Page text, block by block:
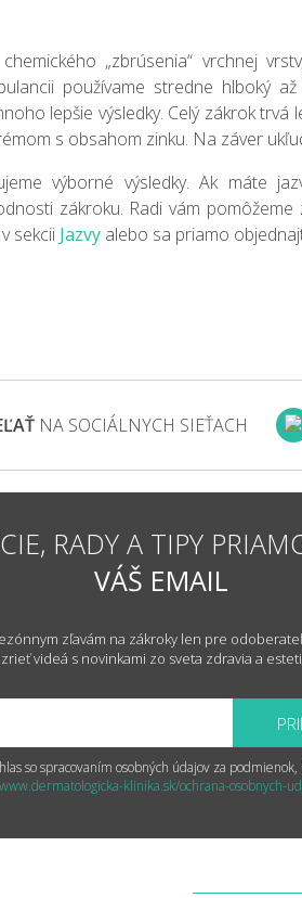
„zbrúsenia“ vrchnej
používame stredne hlboký
lepšie výsledky. Celý zákrok
s obsahom zinku. Na záver
výborné výsledky. Ak máte
zákroku. Radi vám
sekcii Jazvy alebo sa priamo
NA SOCIÁLNYCH SIEŤACH
RADY A TIPY
VÁŠ EMAIL
zľavám na zákroky len pre
videá s novinkami zo sveta zdravia a
so spracovaním osobných údajov za
www.dermatologicka-klinika.sk/ochrana-osobnych-